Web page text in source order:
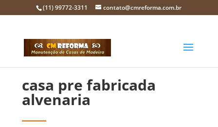
(11) 99772-3311 contato@cmreforma.com.br
casa pre fabricada
alvenaria